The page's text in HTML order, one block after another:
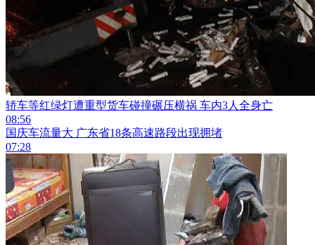
轿车等红绿灯遭重型货车碰撞碾压横祸 车内3人全身亡
08:56
国庆车流量大 广东省18条高速路段出现拥堵
07:28